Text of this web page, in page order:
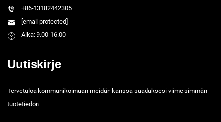
+86-13182442305
[email protected]
Aika: 9.00-16.00
Uutiskirje
Tervetuloa kommunikoimaan meidän kanssa saadaksesi viimeisimmän
tuotetiedon